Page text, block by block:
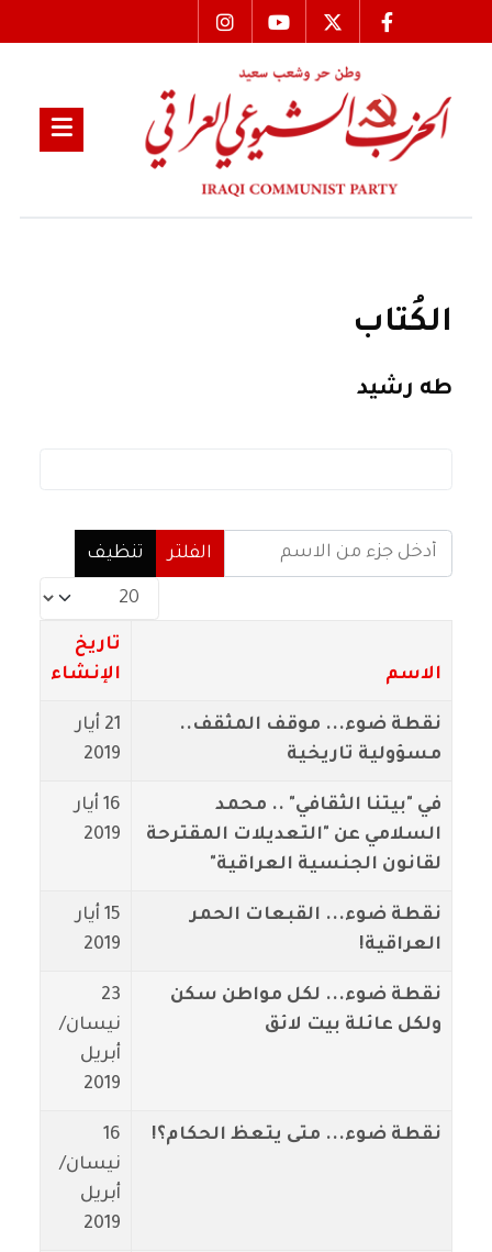
الكُتاب
طه رشيد
أدخل جزء من الاسم
الفلتر
تنظيف
عدد الإظهارات:
الاسم
تاريخ
الإنشاء
نقطة ضوء... موقف المثقف..
مسؤولية تاريخية
21 أيار
2019
في "بيتنا الثقافي" .. محمد
السلامي عن "التعديلات المقترحة
لقانون الجنسية العراقية"
16 أيار
2019
نقطة ضوء... القبعات الحمر
العراقية!
15 أيار
2019
نقطة ضوء... لكل مواطن سكن
ولكل عائلة بيت لائق
23
نيسان/
أبريل
2019
نقطة ضوء... متى يتعظ الحكام؟!
16
نيسان/
أبريل
2019